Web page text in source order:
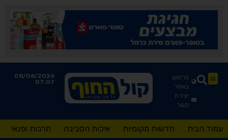
פרסום
באתר
יצירת
קשר
08/08/2026
07:07
עמוד הבית חדשות מקומיות איכות הסביבה תרבות ופנאי